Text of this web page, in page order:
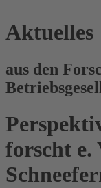
Aktuelles
aus den
forscht e.